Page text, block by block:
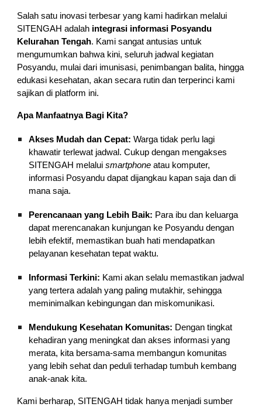
Salah satu inovasi terbesar yang kami hadirkan melalui
SITENGAH adalah integrasi informasi Posyandu
Kelurahan Tengah. Kami sangat antusias untuk
mengumumkan bahwa kini, seluruh jadwal kegiatan
Posyandu, mulai dari imunisasi, penimbangan balita, hingga
edukasi kesehatan, akan secara rutin dan terperinci kami
sajikan di platform ini.
Apa Manfaatnya Bagi Kita?
Akses Mudah dan Cepat: Warga tidak perlu lagi
khawatir terlewat jadwal. Cukup dengan mengakses
SITENGAH melaluismartphone atau komputer,
informasi Posyandu dapat dijangkau kapan saja dan di
mana saja.
Perencanaan yang Lebih Baik: Para ibu dan keluarga
dapat merencanakan kunjungan ke Posyandu dengan
lebih efektif, memastikan buah hati mendapatkan
pelayanan kesehatan tepat waktu.
Informasi Terkini: Kami akan selalu memastikan jadwal
yang tertera adalah yang paling mutakhir, sehingga
meminimalkan kebingungan dan miskomunikasi.
Mendukung Kesehatan Komunitas: Dengan tingkat
kehadiran yang meningkat dan akses informasi yang
merata, kita bersama-sama membangun komunitas
yang lebih sehat dan peduli terhadap tumbuh kembang
anak-anak kita.
Kami berharap, SITENGAH tidak hanya menjadi sumber